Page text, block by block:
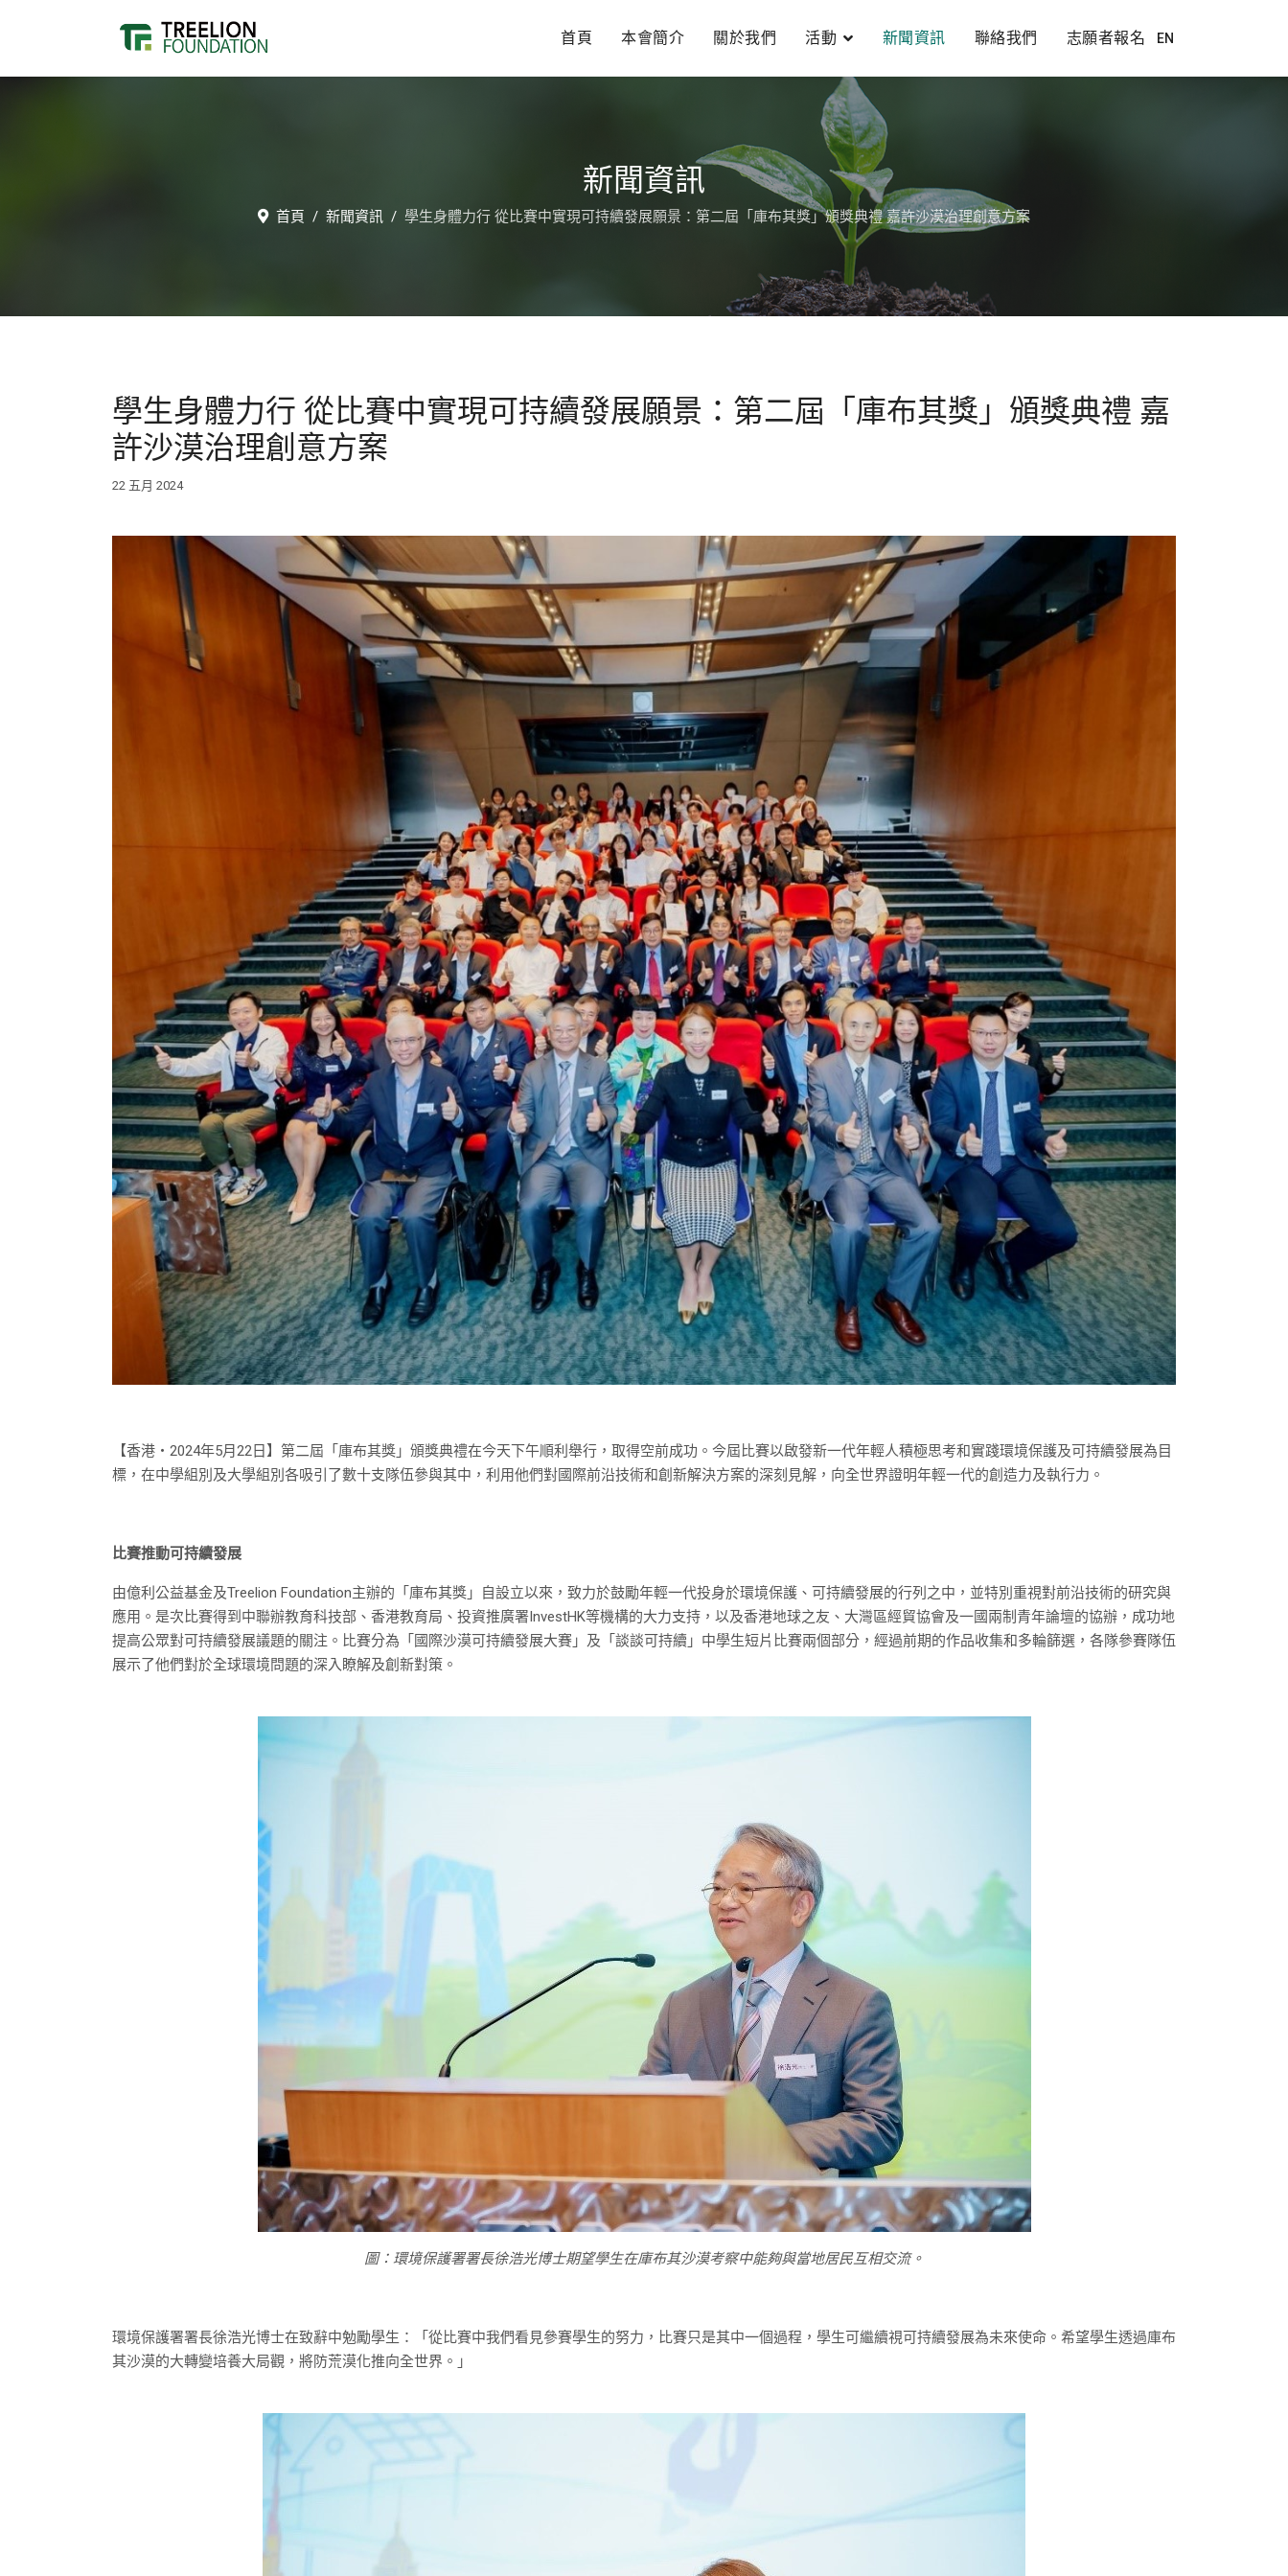
EN
首頁 本會簡介 關於我們 活動 新聞資訊 聯絡我們 志願者報名
新聞資訊
首頁 新聞資訊 學生身體力行 從比賽中實現可持續發展願景：第二屆「庫布其獎」頒獎典禮 嘉許沙漠治理創意方案
學生身體力行 從比賽中實現可持續發展願景：第二屆「庫布其獎」頒獎典禮 嘉
許沙漠治理創意方案
22 五月 2024
【香港‧2024年5月22日】第二屆「庫布其獎」頒獎典禮在今天下午順利舉行，取得空前成功。今屆比賽以啟發新一代年輕人積極思考和實踐環境保護及可持續發展為目
標，在中學組別及大學組別各吸引了數十支隊伍參與其中，利用他們對國際前沿技術和創新解決方案的深刻見解，向全世界證明年輕一代的創造力及執行力。
比賽推動可持續發展
由億利公益基金及Treelion Foundation主辦的「庫布其獎」自設立以來，致力於鼓勵年輕一代投身於環境保護、可持續發展的行列之中，並特別重視對前沿技術的研究與
應用。是次比賽得到中聯辦教育科技部、香港教育局、投資推廣署InvestHK等機構的大力支持，以及香港地球之友、大灣區經貿協會及一國兩制青年論壇的協辦，成功地
提高公眾對可持續發展議題的關注。比賽分為「國際沙漠可持續發展大賽」及「談談可持續」中學生短片比賽兩個部分，經過前期的作品收集和多輪篩選，各隊參賽隊伍
展示了他們對於全球環境問題的深入瞭解及創新對策。
圖：環境保護署署長徐浩光博士期望學生在庫布其沙漠考察中能夠與當地居民互相交流。
環境保護署署長徐浩光博士在致辭中勉勵學生：「從比賽中我們看見參賽學生的努力，比賽只是其中一個過程，學生可繼續視可持續發展為未來使命。希望學生透過庫布
其沙漠的大轉變培養大局觀，將防荒漠化推向全世界。」